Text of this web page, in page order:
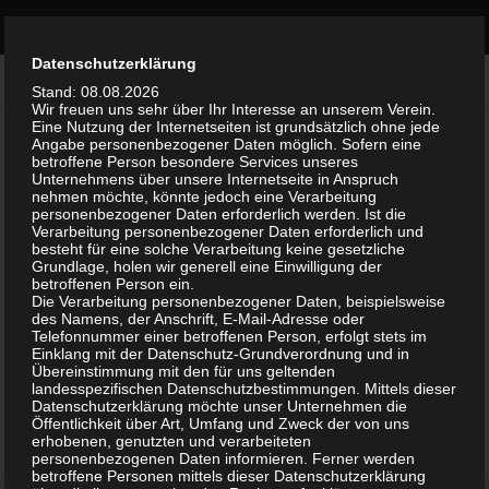
0
AKTUELLES 3. DEZEMBER 2023
Adventsmarkt am 9.12.2023
EINLADUNG ZUM ADVENTSMARKT Wir freuen
uns auf Ihren Besuch und wünschen viel
Vergnügen! Seniorenresidenz Magdeburg Bruno-
Taut-Ring 150 39130 Magdeburg
www.compassio.de Wann: Samstag, 09.12.2023 |
14 – 19 Uhr Wo: Seniorenresidenz Magdeburg
Eintritt: 5,00...
Durch die weitere Nutzung der Seite stimmst du der Verwendung
Datenschutzerklärung
Stand: 08.08.2026
Wir freuen uns sehr über Ihr Interesse an unserem Verein.
Eine Nutzung der Internetseiten ist grundsätzlich ohne jede
Angabe personenbezogener Daten möglich. Sofern eine
betroffene Person besondere Services unseres
Unternehmens über unsere Internetseite in Anspruch
nehmen möchte, könnte jedoch eine Verarbeitung
personenbezogener Daten erforderlich werden. Ist die
Verarbeitung personenbezogener Daten erforderlich und
besteht für eine solche Verarbeitung keine gesetzliche
Grundlage, holen wir generell eine Einwilligung der
betroffenen Person ein.
Die Verarbeitung personenbezogener Daten, beispielsweise
des Namens, der Anschrift, E-Mail-Adresse oder
Telefonnummer einer betroffenen Person, erfolgt stets im
Einklang mit der Datenschutz-Grundverordnung und in
Übereinstimmung mit den für uns geltenden
landesspezifischen Datenschutzbestimmungen. Mittels dieser
Datenschutzerklärung möchte unser Unternehmen die
Öffentlichkeit über Art, Umfang und Zweck der von uns
erhobenen, genutzten und verarbeiteten
personenbezogenen Daten informieren. Ferner werden
betroffene Personen mittels dieser Datenschutzerklärung